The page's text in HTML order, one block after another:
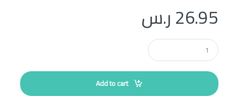
26.95ر.س
Q
u
a
t
i
Add to cart